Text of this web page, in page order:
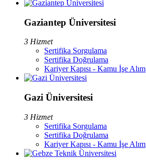
Gaziantep Üniversitesi
3 Hizmet
Sertifika Sorgulama
Sertifika Doğrulama
Kariyer Kapısı - Kamu İşe Alım
Gazi Üniversitesi
3 Hizmet
Sertifika Sorgulama
Sertifika Doğrulama
Kariyer Kapısı - Kamu İşe Alım